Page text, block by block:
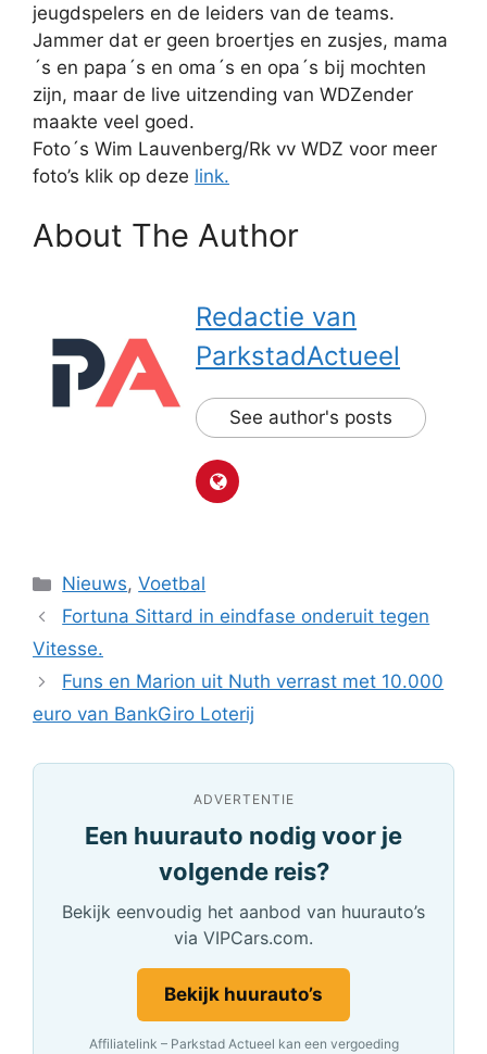
jeugdspelers en de leiders van de teams.
Jammer dat er geen broertjes en zusjes, mama
´s en papa´s en oma´s en opa´s bij mochten
zijn, maar de live uitzending van WDZender
maakte veel goed.
Foto´s Wim Lauvenberg/Rk vv WDZ voor meer
foto’s klik op deze link.
About The Author
Redactie van
ParkstadActueel
See author's posts
Categorieën
Nieuws,Voetbal
Fortuna Sittard in eindfase onderuit tegen
Vitesse.
Funs en Marion uit Nuth verrast met 10.000
euro van BankGiro Loterij
ADVERTENTIE
Een huurauto nodig voor je
volgende reis?
Bekijk eenvoudig het aanbod van huurauto’s
via VIPCars.com.
Bekijk huurauto’s
Affiliatelink – Parkstad Actueel kan een vergoeding